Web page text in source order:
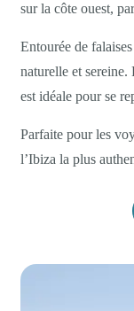
sur la côte ouest,
Entourée de
naturelle et sereine.
est idéale pour se
Parfaite pour les
l’Ibiza la plus